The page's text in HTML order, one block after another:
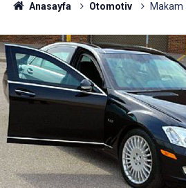
Anasayfa Otomotiv Makam